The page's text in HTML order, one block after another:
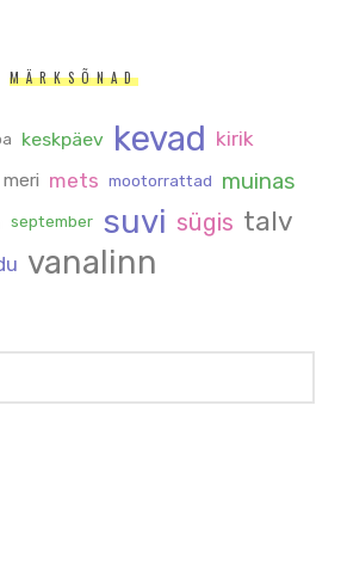
MÄRKSÕNAD
keskpäev kevad kirik
meri mets mootorrattad muinas
september suvi sügis talv
vanalinn